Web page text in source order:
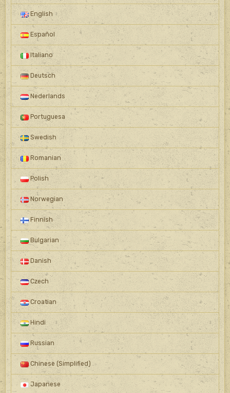
English
Español
Italiano
Deutsch
Nederlands
Portuguesa
Swedish
Romanian
Polish
Norwegian
Finnish
Bulgarian
Danish
Czech
Croatian
Hindi
Russian
Chinese (Simplified)
Japanese